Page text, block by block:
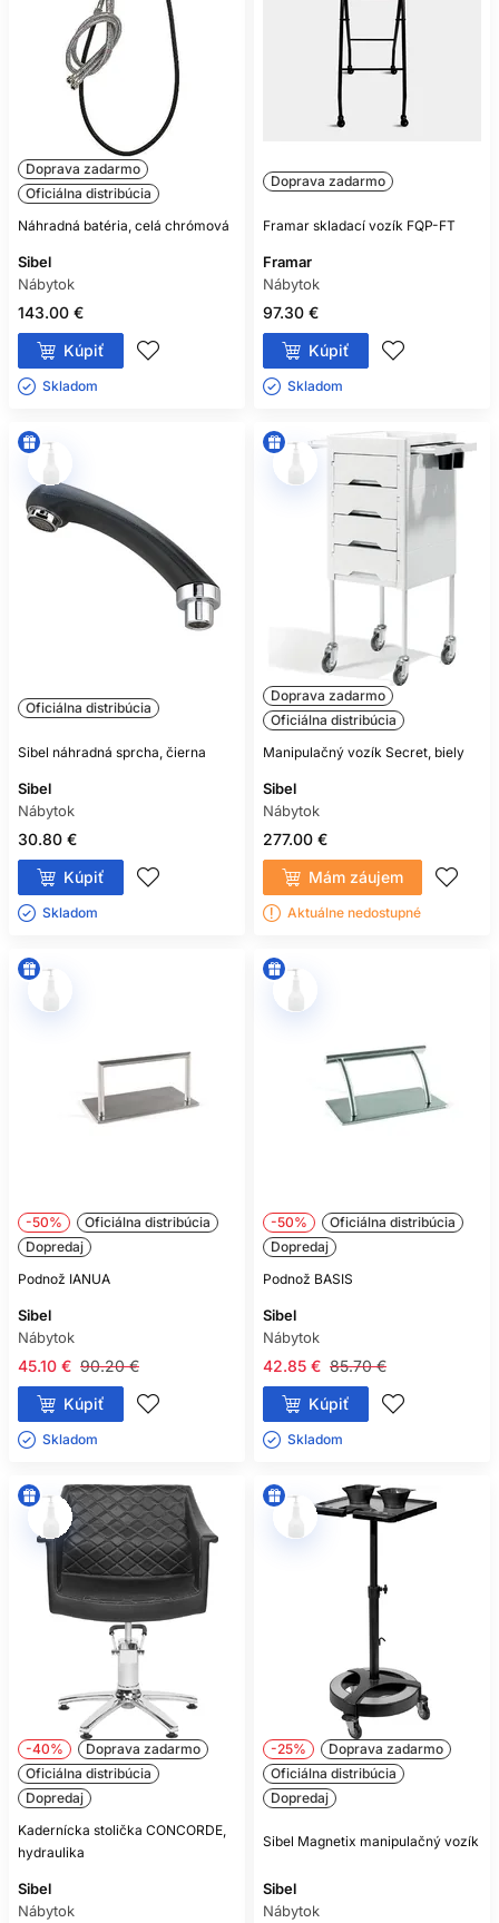
Doprava zadarmo
Oficiálna distribúcia
Náhradná batéria, celá chrómová
Sibel
Nábytok
143.00 €
Kúpiť
Skladom ㅤ
Doprava zadarmo
Framar skladací vozík FQP-FT
Framar
Nábytok
97.30 €
Kúpiť
Skladom ㅤ
Oficiálna distribúcia
Sibel náhradná sprcha, čierna
Sibel
Nábytok
30.80 €
Kúpiť
Skladom ㅤ
Doprava zadarmo
Oficiálna distribúcia
Manipulačný vozík Secret, biely
Sibel
Nábytok
277.00 €
Mám záujem
Aktuálne nedostupné
-50%
Oficiálna distribúcia
Dopredaj
Podnož IANUA
Sibel
Nábytok
90.20 €
45.10 €
Kúpiť
Skladom ㅤ
-50%
Oficiálna distribúcia
Dopredaj
Podnož BASIS
Sibel
Nábytok
85.70 €
42.85 €
Kúpiť
Skladom ㅤ
-40%
Doprava zadarmo
Oficiálna distribúcia
Dopredaj
Kadernícka stolička CONCORDE,
hydraulika
Sibel
Nábytok
-25%
Doprava zadarmo
Oficiálna distribúcia
Dopredaj
Sibel Magnetix manipulačný vozík
Sibel
Nábytok